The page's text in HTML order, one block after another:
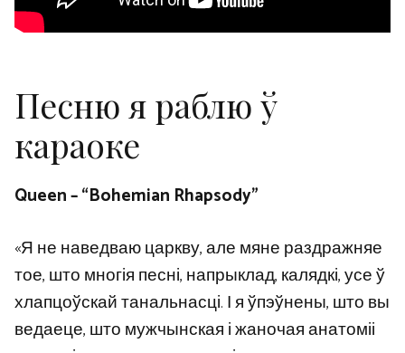
Песню я раблю ў
караоке
Queen – “Bohemian Rhapsody”
«Я не наведваю царкву, але мяне раздражняе
тое, што многія песні, напрыклад, калядкі, усе ў
хлапцоўскай танальнасці. І я ўпэўнены, што вы
ведаеце, што мужчынская і жаночая анатоміі